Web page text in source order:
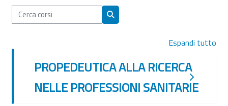
Cerca corsi
Cerca corsi
Espandi tutto
PROPEDEUTICA ALLA RICERCA
NELLE PROFESSIONI SANITARIE